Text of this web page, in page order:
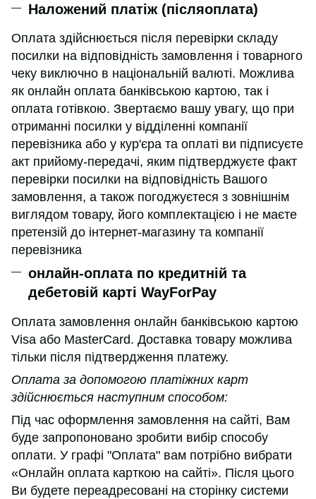
Наложений платіж (післяоплата)
Оплата здійснюється після перевірки складу
посилки на відповідність замовлення і товарного
чеку виключно в національній валюті. Можлива
як онлайн оплата банківською картою, так і
оплата готівкою. Звертаємо вашу увагу, що при
отриманні посилки у відділенні компанії
перевізника або у кур'єра та оплаті ви підписуєте
акт прийому-передачі, яким підтверджуєте факт
перевірки посилки на відповідність Вашого
замовлення, а також погоджуєтеся з зовнішнім
виглядом товару, його комплектацією і не маєте
претензій до інтернет-магазину та компанії
перевізника
онлайн-оплата по кредитній та
дебетовій карті WayForPay
Оплата замовлення онлайн банківською картою
Visa або MasterCard. Доставка товару можлива
тільки після підтвердження платежу.
Оплата за допомогою платіжних карт
здійснюється наступним способом:
Під час оформлення замовлення на сайті, Вам
буде запропоновано зробити вибір способу
оплати. У графі "Оплата" вам потрібно вибрати
«Онлайн оплата карткою на сайті». Після цього
Ви будете переадресовані на сторінку системи